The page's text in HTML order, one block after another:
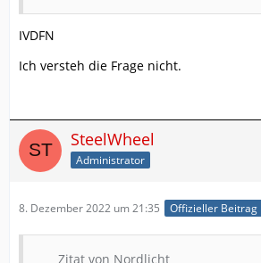
IVDFN
Ich versteh die Frage nicht.
SteelWheel
Administrator
8. Dezember 2022 um 21:35 Offizieller Beitrag
Zitat von Nordlicht